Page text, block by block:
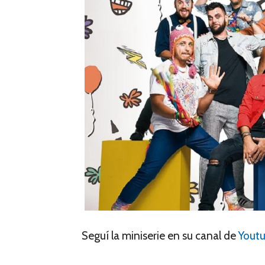
Seguí la miniserie en su canal de